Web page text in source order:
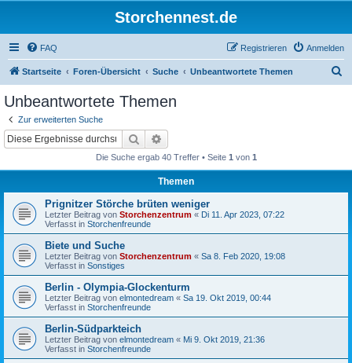
Storchennest.de
FAQ Anmelden
Registrieren
Startseite Foren-Übersicht Suche Unbeantwortete Themen
Unbeantwortete Themen
Zur erweiterten Suche
Suche
Die Suche ergab 40 Treffer • Seite 1 von 1
Themen
Prignitzer Störche brüten weniger
Letzter Beitrag von Storchenzentrum « Di 11. Apr 2023, 07:22
Verfasst in Storchenfreunde
Biete und Suche
Letzter Beitrag von Storchenzentrum « Sa 8. Feb 2020, 19:08
Verfasst in Sonstiges
Berlin - Olympia-Glockenturm
Letzter Beitrag von elmontedream « Sa 19. Okt 2019, 00:44
Verfasst in Storchenfreunde
Berlin-Südparkteich
Letzter Beitrag von elmontedream « Mi 9. Okt 2019, 21:36
Verfasst in Storchenfreunde